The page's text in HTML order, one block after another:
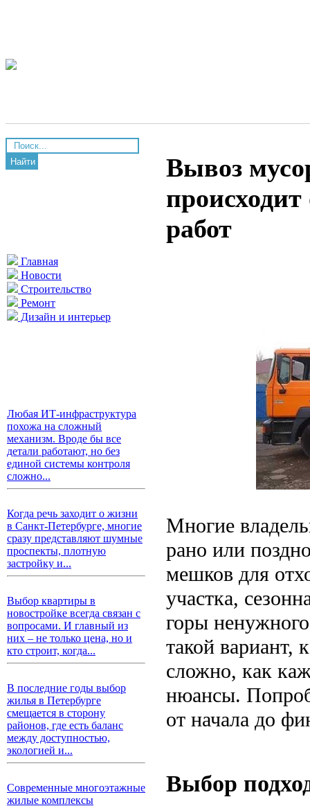
Найти
Главная
Новости
Строительство
Ремонт
Дизайн и интерьер
Любая ИТ-инфраструктура
похожа на сложный
механизм. Вроде бы все
детали работают, но без
единой системы контроля
сложно...
Когда речь заходит о жизни
в Санкт-Петербурге, многие
сразу представляют шумные
проспекты, плотную
застройку и...
Выбор квартиры в
новостройке всегда связан с
вопросами. И главный из
них – не только цена, но и
кто строит, когда...
В последние годы выбор
жилья в Петербурге
смещается в сторону
районов, где есть баланс
между доступностью,
экологией и...
Современные многоэтажные
жилые комплексы
Вывоз
работ
Многие
рано или
мешков для
участка,
горы
такой вариант,
сложно, как
нюансы.
от начала до
Выбор